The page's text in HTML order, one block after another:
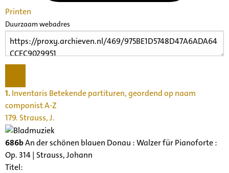
Printen
Duurzaam webadres
1.Inventaris Betekende partituren, geordend op naam
componist A-Z
179. Strauss, J.
686bAn der schönen blauen Donau : Walzer für Pianoforte :
Op. 314 | Strauss, Johann
Titel: